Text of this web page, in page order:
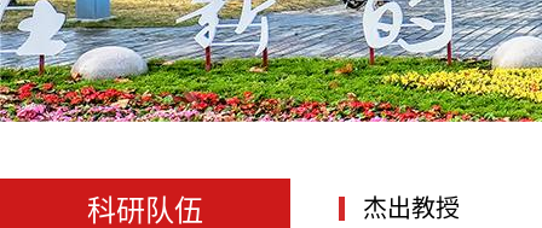
科研队伍 杰出教授